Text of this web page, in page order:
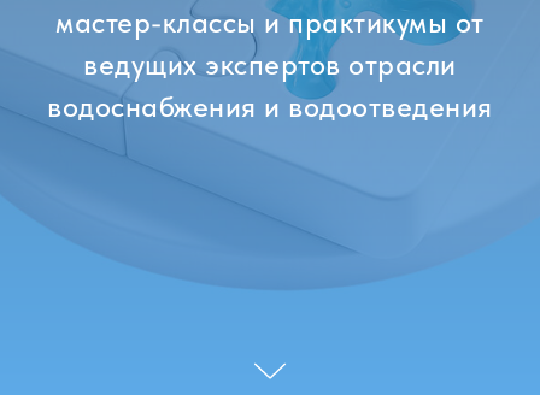
мастер-классы и практикумы от
ведущих экспертов отрасли
водоснабжения и водоотведения